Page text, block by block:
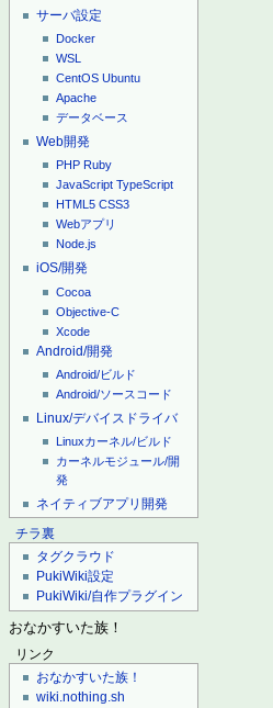
サーバ設定
Docker
WSL
CentOS Ubuntu
Apache
データベース
Web開発
PHP Ruby
JavaScript TypeScript
HTML5 CSS3
Webアプリ
Node.js
iOS/開発
Cocoa
Objective-C
Xcode
Android/開発
Android/ビルド
Android/ソースコード
Linux/デバイスドライバ
Linuxカーネル/ビルド
カーネルモジュール/開
発
ネイティブアプリ開発
チラ裏
タグクラウド
PukiWiki設定
PukiWiki/自作プラグイン
おなかすいた族！
リンク
おなかすいた族！
wiki.nothing.sh